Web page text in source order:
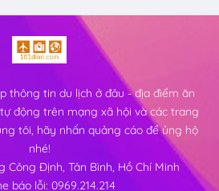
thông tin du lịch ở đâu - địa điểm ăn
động trên mạng xã hội và các trang
tôi, hãy nhấn quảng cáo để ủng hộ
nhé!
Công Định, Tân Bình, Hồ Chí Minh
báo lỗi: 0969.214.214